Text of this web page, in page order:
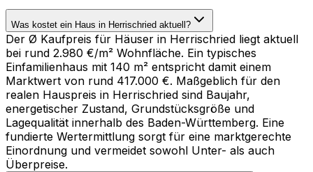
Was kostet ein Haus in Herrischried aktuell?
Der Ø Kaufpreis für Häuser in Herrischried liegt aktuell
bei rund 2.980 €/m² Wohnfläche. Ein typisches
Einfamilienhaus mit 140 m² entspricht damit einem
Marktwert von rund 417.000 €. Maßgeblich für den
realen Hauspreis in Herrischried sind Baujahr,
energetischer Zustand, Grundstücksgröße und
Lagequalität innerhalb des Baden-Württemberg. Eine
fundierte Wertermittlung sorgt für eine marktgerechte
Einordnung und vermeidet sowohl Unter- als auch
Überpreise.